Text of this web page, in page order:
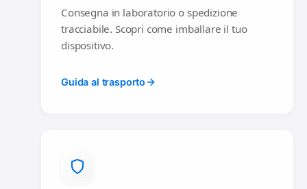
Consegna in laboratorio o spedizione
tracciabile. Scopri come imballare il tuo
dispositivo.
Guida al trasporto